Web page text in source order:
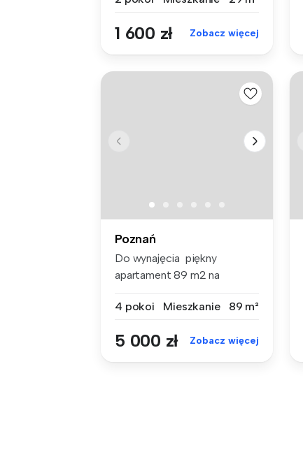
1 600 zł Zobacz więcej
Poznań
Do wynajęcia piękny
apartament 89 m2 na
4 pokoi
Mieszkanie 89 m²
5 000 zł Zobacz więcej